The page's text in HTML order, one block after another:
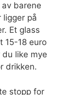
barene
ligger på
Et glass
15-18 euro
like mye
drikken.
stopp for